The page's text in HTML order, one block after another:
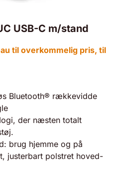
USB-C m/stand
til overkommelig pris, til
Bluetooth® rækkevidde
der næsten totalt
brug hjemme og på
justerbart polstret hoved-